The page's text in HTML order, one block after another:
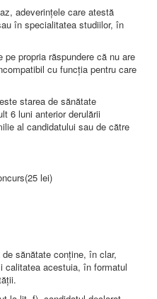
adeverinţele care atestă
în specialitatea studiilor, în
propria răspundere că nu are
cu funcţia pentru care
starea de sănătate
6 luni anterior derulării
al candidatului sau de către
lei)
sănătate conţine, în clar,
calitatea acestuia, în formatul